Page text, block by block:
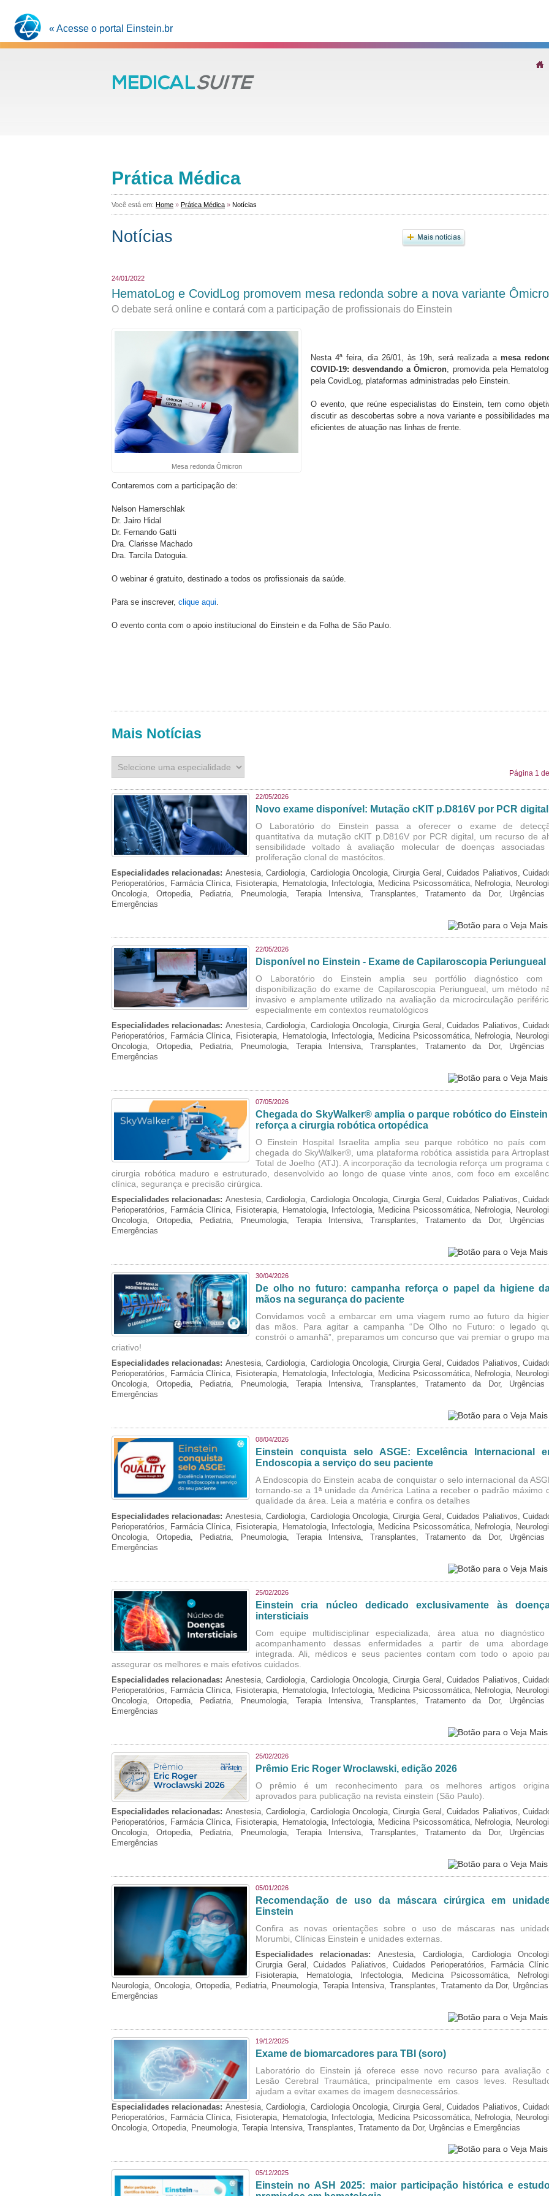
« Acesse o portal Einstein.br
Prática Médica
Você está em: Home » Prática Médica » Notícias
Notícias
24/01/2022
HematoLog e CovidLog promovem mesa redonda sobre a nova variante
O debate será online e contará com a participação de profissionais do Einstein
Mesa redonda Ômicron
Nesta 4ª feira, dia 26/01, às 19h, será realizada amesa
COVID-19: desvendando a Ômicron , promovida pela
pela CovidLog, plataformas administradas pelo Einstein.
O evento, que reúne especialistas do Einstein, tem como
discutir as descobertas sobre a nova variante e possibilidades
eficientes de atuação nas linhas de frente.
Contaremos com a participação de:
Nelson Hamerschlak
Dr. Jairo Hidal
Dr. Fernando Gatti
Dra. Clarisse Machado
Dra. Tarcila Datoguia.
O webinar é gratuito, destinado a todos os profissionais da saúde.
Para se inscrever, clique aqui
O evento conta com o apoio institucional do Einstein e da Folha de São Paulo.
Mais Notícias
Página 1
22/05/2026
Novo exame disponível: Mutação cKIT p.D816V por PCR digital
O Laboratório do Einstein passa a oferecer o exame de
quantitativa da mutação cKIT p.D816V por PCR digital, um recurso de
sensibilidade voltado à avaliação molecular de doenças
proliferação clonal de mastócitos.
Especialidades relacionadas: Anestesia, Cardiologia, Cardiologia Oncologia, Cirurgia Geral, Cuidados Paliativos,
Perioperatórios, Farmácia Clínica, Fisioterapia, Hematologia, Infectologia, Medicina Psicossomática, Nefrologia,
Oncologia, Ortopedia, Pediatria, Pneumologia, Terapia Intensiva, Transplantes, Tratamento da Dor,
Emergências
22/05/2026
Disponível no Einstein - Exame de Capilaroscopia Periungueal
O Laboratório do Einstein amplia seu portfólio diagnóstico com
disponibilização do exame de Capilaroscopia Periungueal, um método
invasivo e amplamente utilizado na avaliação da microcirculação
especialmente em contextos reumatológicos
Especialidades relacionadas: Anestesia, Cardiologia, Cardiologia Oncologia, Cirurgia Geral, Cuidados Paliativos,
Perioperatórios, Farmácia Clínica, Fisioterapia, Hematologia, Infectologia, Medicina Psicossomática, Nefrologia,
Oncologia, Ortopedia, Pediatria, Pneumologia, Terapia Intensiva, Transplantes, Tratamento da Dor,
Emergências
07/05/2026
Chegada do SkyWalker® amplia o parque robótico do Einstein
reforça a cirurgia robótica ortopédica
O Einstein Hospital Israelita amplia seu parque robótico no país
chegada do SkyWalker®, uma plataforma robótica assistida para
Total de Joelho (ATJ). A incorporação da tecnologia reforça um programa
cirurgia robótica maduro e estruturado, desenvolvido ao longo de quase vinte anos, com foco em
clínica, segurança e precisão cirúrgica.
Especialidades relacionadas: Anestesia, Cardiologia, Cardiologia Oncologia, Cirurgia Geral, Cuidados Paliativos,
Perioperatórios, Farmácia Clínica, Fisioterapia, Hematologia, Infectologia, Medicina Psicossomática, Nefrologia,
Oncologia, Ortopedia, Pediatria, Pneumologia, Terapia Intensiva, Transplantes, Tratamento da Dor,
Emergências
30/04/2026
De olho no futuro: campanha reforça o papel da higiene
mãos na segurança do paciente
Convidamos você a embarcar em uma viagem rumo ao futuro da
das mãos. Para agitar a campanha “De Olho no Futuro: o legado
constrói o amanhã”, preparamos um concurso que vai premiar o grupo
criativo!
Especialidades relacionadas: Anestesia, Cardiologia, Cardiologia Oncologia, Cirurgia Geral, Cuidados Paliativos,
Perioperatórios, Farmácia Clínica, Fisioterapia, Hematologia, Infectologia, Medicina Psicossomática, Nefrologia,
Oncologia, Ortopedia, Pediatria, Pneumologia, Terapia Intensiva, Transplantes, Tratamento da Dor,
Emergências
08/04/2026
Einstein conquista selo ASGE: Excelência Internacional
Endoscopia a serviço do seu paciente
A Endoscopia do Einstein acaba de conquistar o selo internacional da
tornando-se a 1ª unidade da América Latina a receber o padrão máximo
qualidade da área. Leia a matéria e confira os detalhes
Especialidades relacionadas: Anestesia, Cardiologia, Cardiologia Oncologia, Cirurgia Geral, Cuidados Paliativos,
Perioperatórios, Farmácia Clínica, Fisioterapia, Hematologia, Infectologia, Medicina Psicossomática, Nefrologia,
Oncologia, Ortopedia, Pediatria, Pneumologia, Terapia Intensiva, Transplantes, Tratamento da Dor,
Emergências
25/02/2026
Einstein cria núcleo dedicado exclusivamente às
intersticiais
Com equipe multidisciplinar especializada, área atua no diagnóstico
acompanhamento dessas enfermidades a partir de uma
integrada. Ali, médicos e seus pacientes contam com todo o apoio
assegurar os melhores e mais efetivos cuidados.
Especialidades relacionadas: Anestesia, Cardiologia, Cardiologia Oncologia, Cirurgia Geral, Cuidados Paliativos,
Perioperatórios, Farmácia Clínica, Fisioterapia, Hematologia, Infectologia, Medicina Psicossomática, Nefrologia,
Oncologia, Ortopedia, Pediatria, Pneumologia, Terapia Intensiva, Transplantes, Tratamento da Dor,
Emergências
25/02/2026
Prêmio Eric Roger Wroclawski, edição 2026
O prêmio é um reconhecimento para os melhores artigos
aprovados para publicação na revista einstein (São Paulo).
Especialidades relacionadas: Anestesia, Cardiologia, Cardiologia Oncologia, Cirurgia Geral, Cuidados Paliativos,
Perioperatórios, Farmácia Clínica, Fisioterapia, Hematologia, Infectologia, Medicina Psicossomática, Nefrologia,
Oncologia, Ortopedia, Pediatria, Pneumologia, Terapia Intensiva, Transplantes, Tratamento da Dor,
Emergências
05/01/2026
Recomendação de uso da máscara cirúrgica em
Einstein
Confira as novas orientações sobre o uso de máscaras nas
Morumbi, Clínicas Einstein e unidades externas.
Especialidades relacionadas: Anestesia, Cardiologia, Cardiologia
Cirurgia Geral, Cuidados Paliativos, Cuidados Perioperatórios, Farmácia
Fisioterapia, Hematologia, Infectologia, Medicina Psicossomática,
Neurologia, Oncologia, Ortopedia, Pediatria, Pneumologia, Terapia Intensiva, Transplantes, Tratamento da Dor,
Emergências
19/12/2025
Exame de biomarcadores para TBI (soro)
Laboratório do Einstein já oferece esse novo recurso para avaliação
Lesão Cerebral Traumática, principalmente em casos leves.
ajudam a evitar exames de imagem desnecessários.
Especialidades relacionadas: Anestesia, Cardiologia, Cardiologia Oncologia, Cirurgia Geral, Cuidados Paliativos,
Perioperatórios, Farmácia Clínica, Fisioterapia, Hematologia, Infectologia, Medicina Psicossomática, Nefrologia,
Oncologia, Ortopedia, Pneumologia, Terapia Intensiva, Transplantes, Tratamento da Dor, Urgências e Emergências
05/12/2025
Einstein no ASH 2025: maior participação histórica e